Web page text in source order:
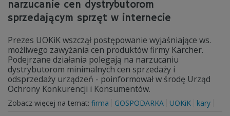
narzucanie cen dystrybutorom
sprzedającym sprzęt w internecie
Prezes UOKiK wszczął postępowanie wyjaśniające ws.
możliwego zawyżania cen produktów firmy Kärcher.
Podejrzane działania polegają na narzucaniu
dystrybutorom minimalnych cen sprzedaży i
odsprzedaży urządzeń - poinformował w środę Urząd
Ochrony Konkurencji i Konsumentów.
Zobacz więcej na temat: firma GOSPODARKA UOKiK kary